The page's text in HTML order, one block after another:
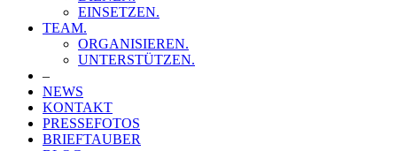
EINSETZEN.
TEAM.
ORGANISIEREN.
UNTERSTÜTZEN.
–
NEWS
KONTAKT
PRESSEFOTOS
BRIEFTAUBER